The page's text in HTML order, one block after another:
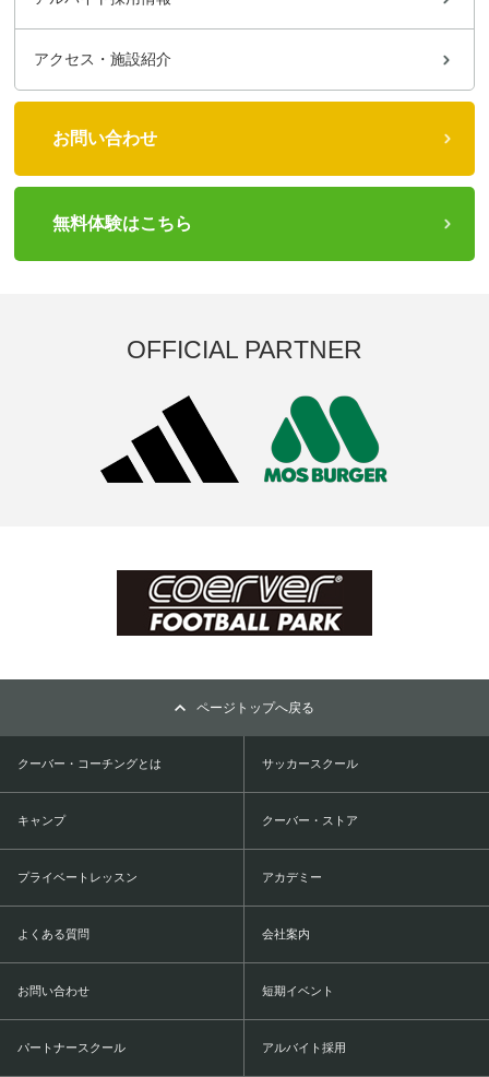
アクセス・施設紹介
お問い合わせ
無料体験はこちら
OFFICIAL PARTNER
ページトップへ戻る
クーバー・コーチングとは サッカースクール
キャンプ クーバー・ストア
プライベートレッスン アカデミー
よくある質問 会社案内
お問い合わせ 短期イベント
パートナースクール アルバイト採用